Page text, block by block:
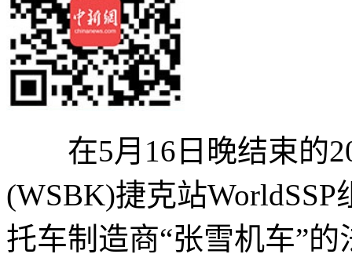
在5月16日晚结束的
(WSBK)捷克站
托车制造商“张雪机车”